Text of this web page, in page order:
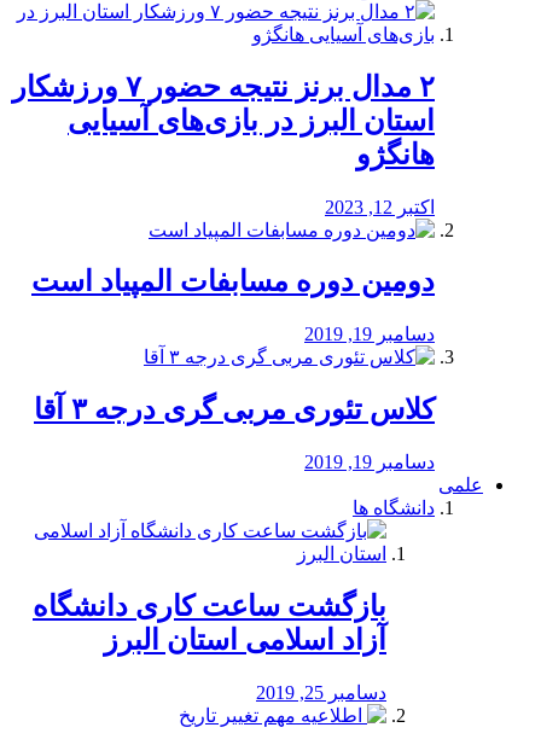
۲ مدال برنز نتیجه حضور ۷ ورزشکار
استان البرز در بازی‌های آسیایی
هانگژو
اکتبر 12, 2023
دومین دوره مسابفات المپیاد است
دسامبر 19, 2019
کلاس تئوری مربی گری درجه ۳ آقا
دسامبر 19, 2019
علمی
دانشگاه ها
بازگشت ساعت کاری دانشگاه
آزاد اسلامی استان البرز
دسامبر 25, 2019